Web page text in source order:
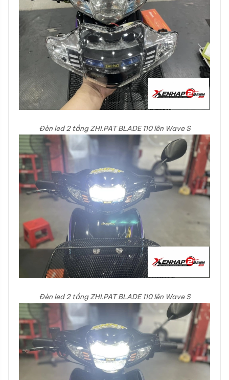
Đèn led 2 tầng ZHI.PAT BLADE 110 lên Wave S
Đèn led 2 tầng ZHI.PAT BLADE 110 lên Wave S